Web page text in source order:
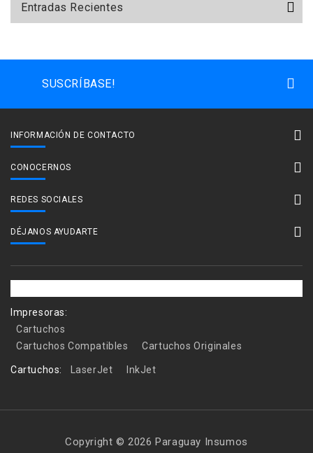
Entradas Recientes
SUSCRÍBASE!
INFORMACIÓN DE CONTACTO
CONOCERNOS
REDES SOCIALES
DÉJANOS AYUDARTE
Impresoras:
Cartuchos
Cartuchos Compatibles
Cartuchos Originales
Cartuchos: LaserJet InkJet
Copyright © 2026 Paraguay Insumos